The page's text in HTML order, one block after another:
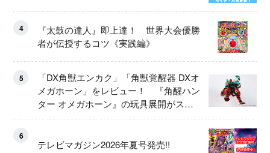
4
『太鼓の達人』即上達！ 世界大会優勝
者が伝授するコツ《実践編》
5
「DX角獣エンカク」「角獣覚醒器 DXオ
メガホーン」をレビュー！ 『角醒ハン
ター オメガホーン』の玩具展開がスタ
ート！
6
テレビマガジン2026年夏号発売!!